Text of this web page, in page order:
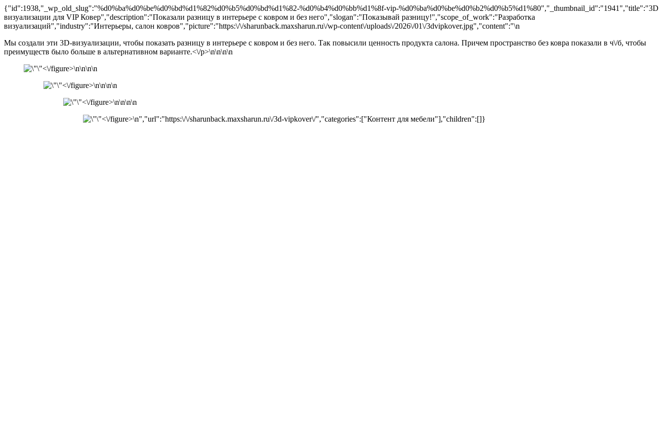
{"id":1938,"_wp_old_slug":"%d0%ba%d0%be%d0%bd%d1%82%d0%b5%d0%bd%d1%82-%d0%b4%d0%bb%d1%8f-vip-%d0%ba%d0%be%d0%b2%d0%b5%d1%80","_thumbnail_id":"1941","title":"3D
визуализации для VIP Ковер","description":"Показали разницу в интерьере с ковром и без него","slogan":"Показывай разницу!","scope_of_work":"Разработка
визуализаций","industry":"Интерьеры, салон ковров","picture":"https:\/\/sharunback.maxsharun.ru\/wp-content\/uploads\/2026\/01\/3dvipkover.jpg","content":"\n
Мы создали эти 3D-визуализации, чтобы показать разницу в интерьере с ковром и без него. Так повысили ценность продукта салона. Причем пространство без ковра показали в ч\/б, чтобы
преимуществ было больше в альтернативном варианте.<\/p>\n\n\n\n
<\/figure>\n\n\n\n
<\/figure>\n\n\n\n
<\/figure>\n\n\n\n
<\/figure>\n","url":"https:\/\/sharunback.maxsharun.ru\/3d-vipkover\/","categories":["Контент для мебели"],"children":[]}